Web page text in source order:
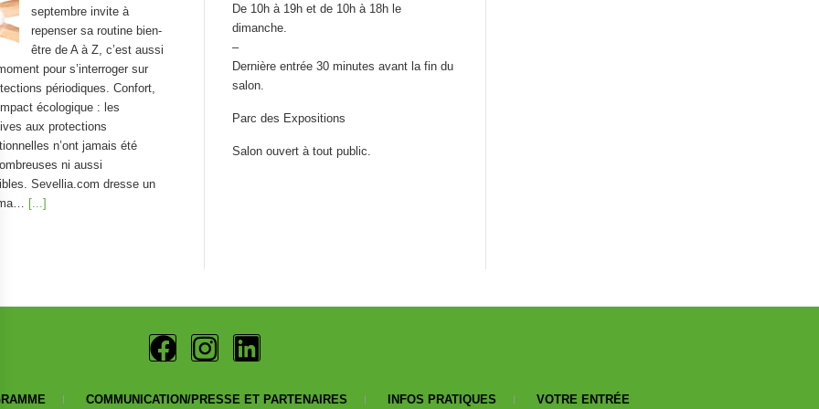
septembre invite à
repenser sa routine bien-
être de A à Z, c’est aussi
pour s’interroger sur
périodiques. Confort,
écologique : les
aux protections
n’ont jamais été
ni aussi
Sevellia.com dresse un
[...]
saines : La « bonbon »
donner à ses enfants le
goût du sain plutôt que
d’une nouvelle génération de
De 10h à 19h et de 10h à 18h le
dimanche.
–
Dernière entrée 30 minutes avant la fin du
salon.
Parc des Expositions
Salon ouvert à tout public.
COMMUNICATION/PRESSE ET PARTENAIRES INFOS PRATIQUES VOTRE ENTRÉE